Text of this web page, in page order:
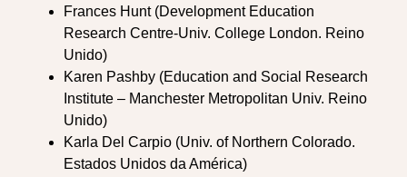
Frances Hunt (Development Education
Research Centre-Univ. College London. Reino
Unido)
Karen Pashby (Education and Social Research
Institute – Manchester Metropolitan Univ. Reino
Unido)
Karla Del Carpio (Univ. of Northern Colorado.
Estados Unidos da América)